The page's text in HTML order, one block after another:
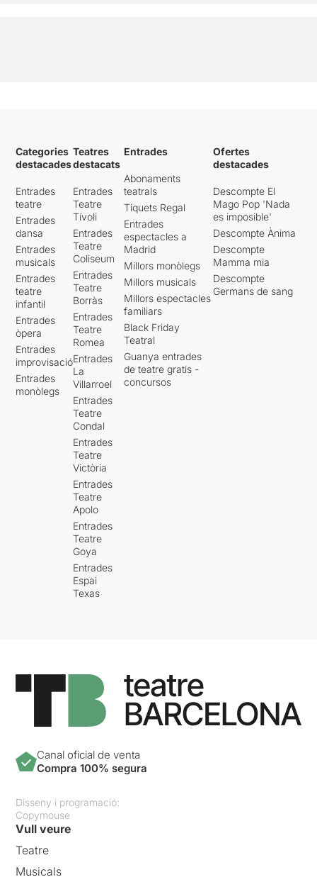
Categories
destacades
Entrades
teatre
Entrades
dansa
Entrades
musicals
Entrades
teatre
infantil
Entrades
òpera
Entrades
improvisació
Entrades
monòlegs
Teatres
destacats
Entrades
Teatre
Tívoli
Entrades
Teatre
Coliseum
Entrades
Teatre
Borràs
Entrades
Teatre
Romea
Entrades
La
Villarroel
Entrades
Teatre
Condal
Entrades
Teatre
Victòria
Entrades
Teatre
Apolo
Entrades
Teatre
Goya
Entrades
Espai
Texas
Entrades
Abonaments
teatrals
Tiquets Regal
Entrades
espectacles a
Madrid
Millors monòlegs
Millors musicals
Millors espectacles
familiars
Black Friday
Teatral
Guanya entrades
de teatre gratis -
concursos
Ofertes
destacades
Descompte El
Mago Pop 'Nada
es imposible'
Descompte Ànima
Descompte
Mamma mia
Descompte
Germans de sang
Canal oficial de venta
Compra 100% segura
Disseny i programació:
Copymouse
Vull veure
Teatre
Musicals